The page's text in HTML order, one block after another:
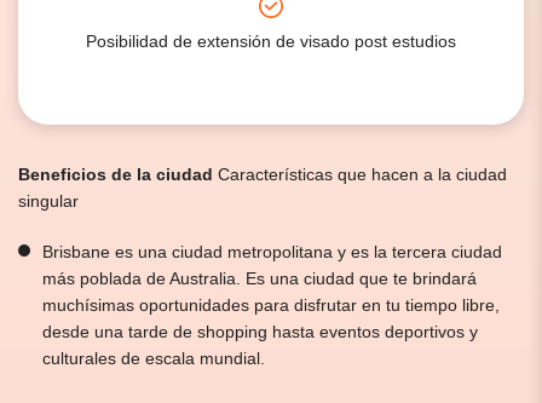
Posibilidad de extensión de visado post estudios
Beneficios de la ciudad Características que hacen a la ciudad
singular
Brisbane es una ciudad metropolitana y es la tercera ciudad
más poblada de Australia. Es una ciudad que te brindará
muchísimas oportunidades para disfrutar en tu tiempo libre,
desde una tarde de shopping hasta eventos deportivos y
culturales de escala mundial.